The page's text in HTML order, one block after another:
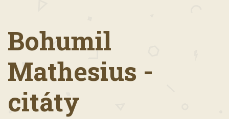
Bohumil
Mathesius -
citáty